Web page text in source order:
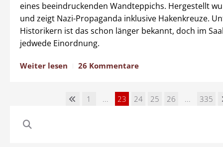
eines beeindruckenden Wandteppichs. Hergestellt
und zeigt Nazi-Propaganda inklusive Hakenkreuze.
Historikern ist das schon länger bekannt, doch im
jedwede Einordnung.
Weiter lesen 26 Kommentare
1 ... 23 24 25 26 ... 335